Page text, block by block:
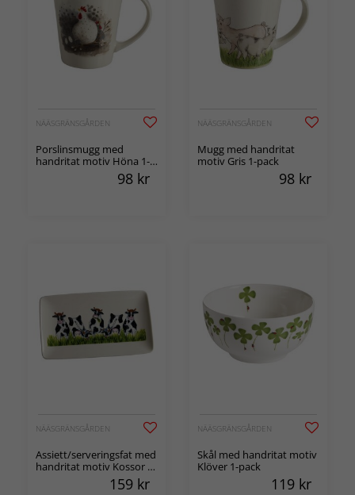
NÄÄSGRÄNSGÅRDEN
Porslinsmugg med
handritat motiv Höna 1-
98 kr
NÄÄSGRÄNSGÅRDEN
Mugg med handritat
motiv Gris 1-pack
98 kr
NÄÄSGRÄNSGÅRDEN
Assiett/serveringsfat med
handritat motiv Kossor 1-
159 kr
NÄÄSGRÄNSGÅRDEN
Skål med handritat motiv
Klöver 1-pack
119 kr